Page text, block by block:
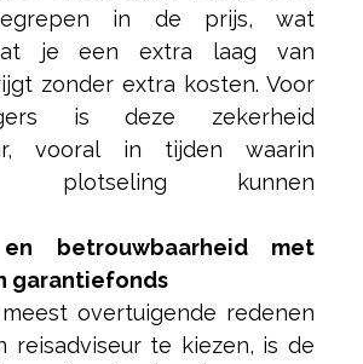
in de prijs, wat
je een extra laag van
zonder extra kosten. Voor
is deze zekerheid
vooral in tijden waarin
plotseling kunnen
betrouwbaarheid met
garantiefonds
overtuigende redenen
reisadviseur te kiezen, is de